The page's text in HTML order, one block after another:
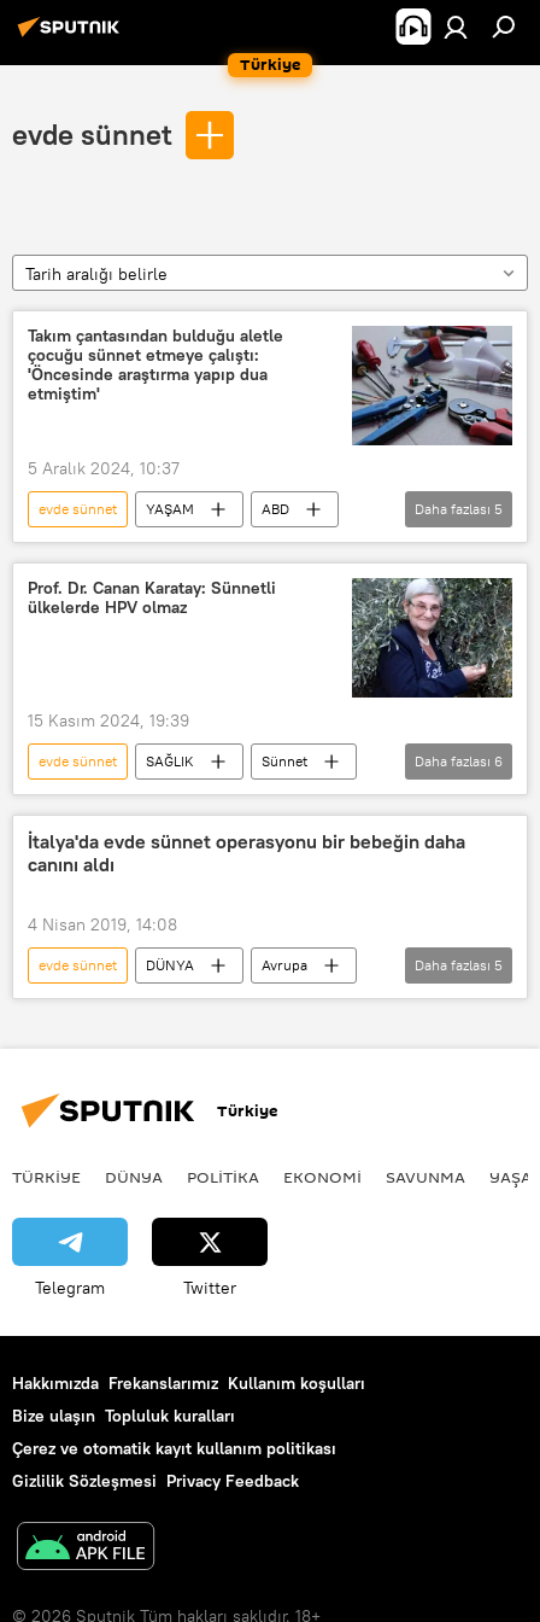
Türkiye
evde sünnet
Tarih aralığı belirle
Takım çantasından bulduğu aletle
çocuğu sünnet etmeye çalıştı:
'Öncesinde araştırma yapıp dua
etmiştim'
5 Aralık 2024, 10:37
evde sünnet YAŞAM
ABD
Missouri
Sünnet
Mahkeme
çocuk istismarı
Suçlama
Daha fazlası 5
Prof. Dr. Canan Karatay: Sünnetli
ülkelerde HPV olmaz
15 Kasım 2024, 19:39
evde sünnet SAĞLIK
Sünnet
Kadın sünneti
Canan Karatay
HPV
HPV aşısı
Cinsel ilişki
Daha fazlası 6
İtalya'da evde sünnet operasyonu bir bebeğin daha
canını aldı
4 Nisan 2019, 14:08
evde sünnet DÜNYA
Avrupa
Haberler
İtalya
genova
Daha fazlası 5
Türkiye
TÜRKIYE DÜNYA POLİTİKA EKONOMİ SAVUNMA
Telegram Twitter
Hakkımızda Frekanslarımız Kullanım koşulları
Bize ulaşın Topluluk kuralları
Çerez ve otomatik kayıt kullanım politikası
Gizlilik Sözleşmesi Privacy Feedback
© 2026 Sputnik Tüm hakları saklıdır. 18+